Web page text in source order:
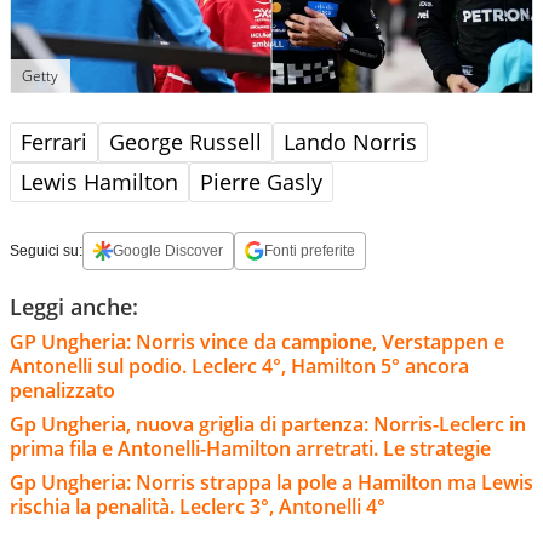
Getty
Ferrari George Russell
Lando Norris
Lewis Hamilton
Pierre Gasly
Seguici su: Google Discover Fonti preferite
Leggi anche:
GP Ungheria: Norris vince da campione, Verstappen e
Antonelli sul podio. Leclerc 4°, Hamilton 5° ancora
penalizzato
Gp Ungheria, nuova griglia di partenza: Norris-Leclerc in
prima fila e Antonelli-Hamilton arretrati. Le strategie
Gp Ungheria: Norris strappa la pole a Hamilton ma Lewis
rischia la penalità. Leclerc 3°, Antonelli 4°